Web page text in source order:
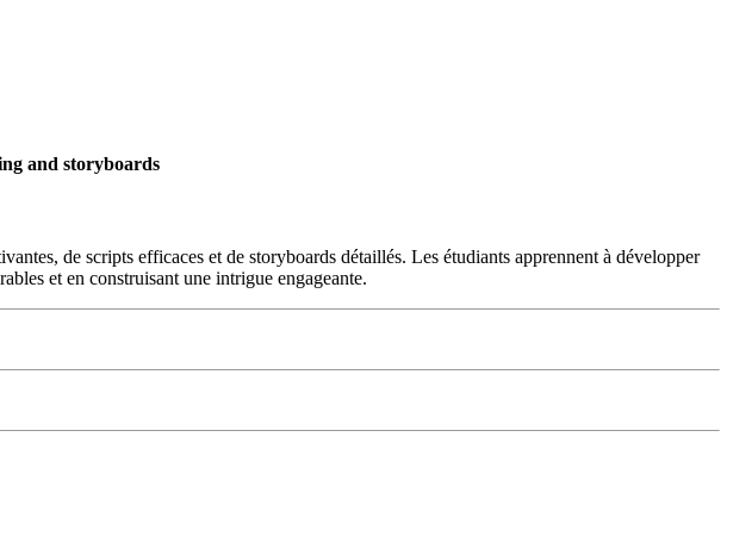
and storyboards
de scripts efficaces et de storyboards détaillés. Les étudiants apprennent à développer
et en construisant une intrigue engageante.